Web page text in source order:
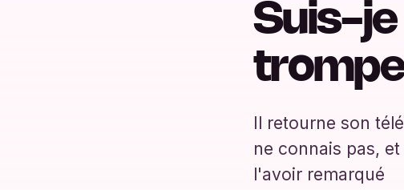
Suis-je
Il retourne son
ne connais pas,
l'avoir remarqué